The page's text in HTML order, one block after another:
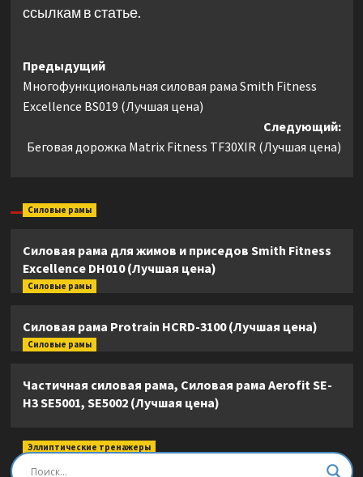
ссылкам в статье.
Навигация
записи
Предыдущий
Многофункциональная силовая рама Smith Fitness
Excellence BS019 (Лучшая цена)
Следующий:
Беговая дорожка Matrix Fitness TF30XIR (Лучшая цена)
Силовые рамы
Силовая рама для жимов и приседов Smith Fitness
Excellence DH010 (Лучшая цена)
Силовые рамы
Силовая рама Protrain HCRD-3100 (Лучшая цена)
Силовые рамы
Частичная силовая рама, Силовая рама Aerofit SE-
H3 SE5001, SE5002 (Лучшая цена)
Эллиптические тренажеры
Эллиптический тренажер DFC E8745T